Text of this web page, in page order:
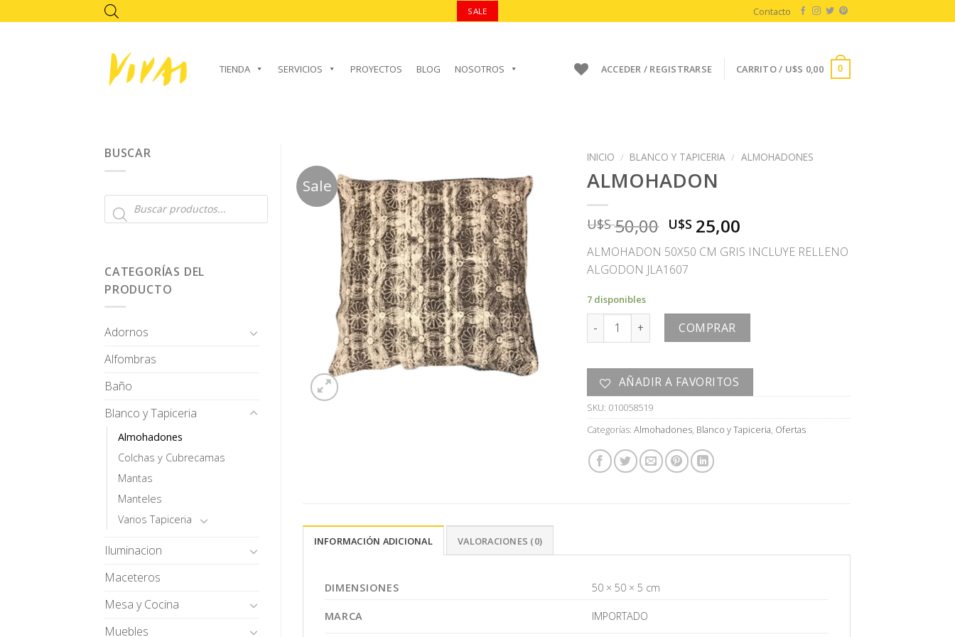
to
SALE Contacto
TIENDA SERVICIOS PROYECTOS BLOG NOSOTROS ACCEDER / REGISTRARSE CARRITO / U$S 0,00 0
BUSCAR
Búsqueda
de
CATEGORÍAS DEL
PRODUCTO
Adornos
Alfombras
Baño
Blanco y Tapiceria
Almohadones
Colchas y Cubrecamas
Mantas
Manteles
Varios Tapiceria
Iluminacion
Maceteros
Mesa y Cocina
Muebles
Sale
AÑADIR A
FAVORITOS
INICIO / BLANCO Y TAPICERIA / ALMOHADONES
ALMOHADON
U$S50,00 El
precio
original
era:
50,00.
U$S 25,00
precio
actual
25,00.
ALMOHADON 50X50 CM GRIS INCLUYE RELLENO
ALGODON JLA1607
7 disponibles
ALMOHADON cantidadCOMPRAR
AÑADIR A FAVORITOS
SKU: 010058519
Categorías:Almohadones, Blanco y Tapiceria, Ofertas
INFORMACIÓN ADICIONAL VALORACIONES (0)
DIMENSIONES 50 × 50 × 5 cm
MARCA IMPORTADO